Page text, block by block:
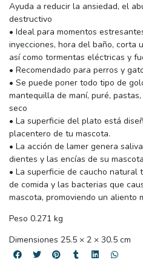
Ayuda a reducir la ansiedad, el
destructivo
• Ideal para momentos
inyecciones, hora del baño, corta
así como tormentas eléctricas y
• Recomendado para perros y
• Se puede poner todo tipo de
mantequilla de maní, puré,
seco
• La superficie del plato está
placentero de tu mascota.
• La acción de lamer genera
dientes y las encías de su mascota
• La superficie de caucho natural
de comida y las bacterias que
mascota, promoviendo un aliento
Peso 0.271 kg
Dimensiones 25.5 × 2 × 30.5 cm